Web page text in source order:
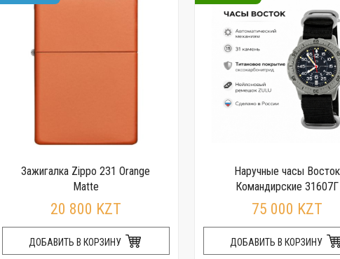
Зажигалка Zippo 231 Orange
Matte
20 800 KZT
ДОБАВИТЬ В КОРЗИНУ
Наручные часы Восток
Командирские 31607Г
75 000 KZT
ДОБАВИТЬ В КОРЗИНУ